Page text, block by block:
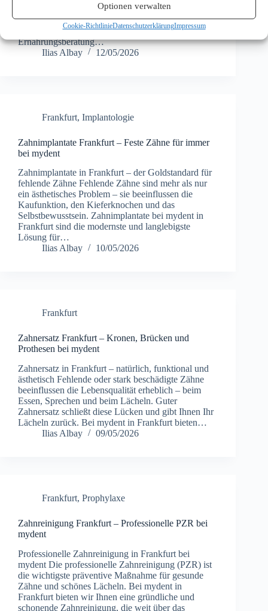
Optionen verwalten
Cookie-RichtlinieDatenschutzerklärungImpressum
Altersgruppen: von der professionellen
Zahnreinigung (PZR) über Karies-
Früherkennungsuntersuchungen bis hin zur
Ernährungsberatung…
Ilias Albay
12/05/2026
Frankfurt, Implantologie
Zahnimplantate Frankfurt – Feste Zähne für immer
bei mydent
Zahnimplantate in Frankfurt – der Goldstandard für
fehlende Zähne Fehlende Zähne sind mehr als nur
ein ästhetisches Problem – sie beeinflussen die
Kaufunktion, den Kieferknochen und das
Selbstbewusstsein. Zahnimplantate bei mydent in
Frankfurt sind die modernste und langlebigste
Lösung für…
Ilias Albay
10/05/2026
Frankfurt
Zahnersatz Frankfurt – Kronen, Brücken und
Prothesen bei mydent
Zahnersatz in Frankfurt – natürlich, funktional und
ästhetisch Fehlende oder stark beschädigte Zähne
beeinflussen die Lebensqualität erheblich – beim
Essen, Sprechen und beim Lächeln. Guter
Zahnersatz schließt diese Lücken und gibt Ihnen Ihr
Lächeln zurück. Bei mydent in Frankfurt bieten…
Ilias Albay
09/05/2026
Frankfurt, Prophylaxe
Zahnreinigung Frankfurt – Professionelle PZR bei
mydent
Professionelle Zahnreinigung in Frankfurt bei
mydent Die professionelle Zahnreinigung (PZR) ist
die wichtigste präventive Maßnahme für gesunde
Zähne und schönes Lächeln. Bei mydent in
Frankfurt bieten wir Ihnen eine gründliche und
schonende Zahnreinigung, die weit über das